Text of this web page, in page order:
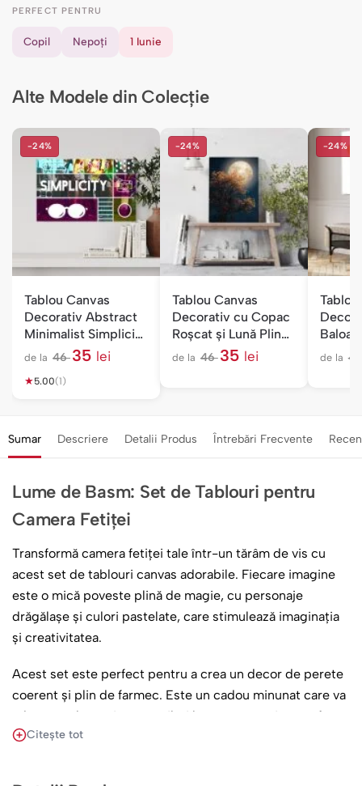
PERFECT PENTRU
Copil Nepoți 1 Iunie
Alte Modele din Colecție
-24%
Tablou Canvas
Decorativ Abstract
Minimalist Simplicity
— Birou
de la 4635 lei
★5.00(1)
-24%
Tablou Canvas
Decorativ cu Copac
Roșcat și Lună Plină
— Dormitor
de la 4635 lei
-24%
de la
Sumar Descriere Detalii Produs Întrebări Frecvente
Lume de Basm: Set de Tablouri pentru
Camera Fetiței
Transformă camera fetiței tale într-un tărâm de vis cu
acest set de tablouri canvas adorabile. Fiecare imagine
este o mică poveste plină de magie, cu personaje
drăgălașe și culori pastelate, care stimulează imaginația
și creativitatea.
Acest set este perfect pentru a crea un decor de perete
coerent și plin de farmec. Este un cadou minunat care va
aduce zâmbete și va contribui la crearea unei atmosfere
calde și primitoare, ideale pentru joacă și somn liniștit.
Citește tot